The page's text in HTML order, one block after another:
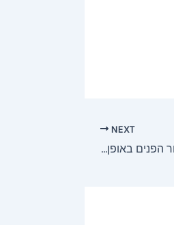
NEXT
דרכים כיצד להדק את עור הפנים באופן טבעי